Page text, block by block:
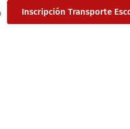
Inscripción Transporte